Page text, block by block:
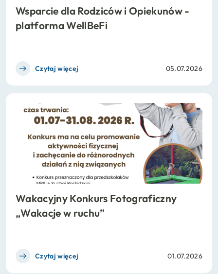
Wsparcie dla Rodziców i Opiekunów -
platforma WellBeFi
Czytaj więcej 05.07.2026
Wakacyjny Konkurs Fotograficzny
„Wakacje w ruchu”
Czytaj więcej 01.07.2026
Deklaracja dostępności